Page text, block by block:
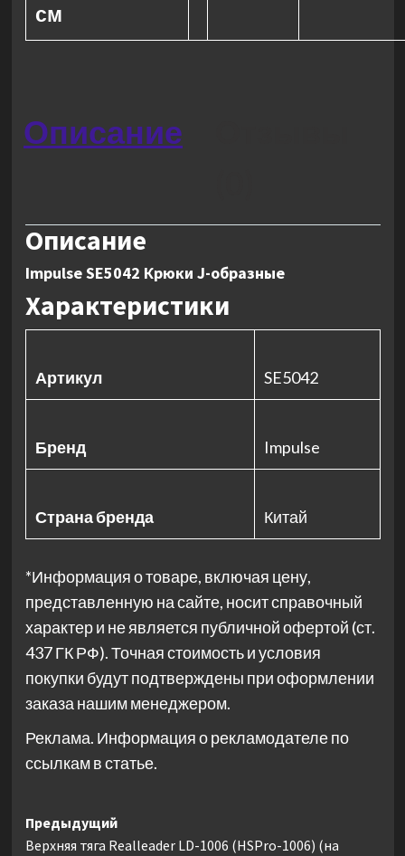
см
Описание
Описание
Impulse SE5042 Крюки J-образные
Характеристики
Артикул SE5042
Бренд Impulse
Страна бренда Китай
*Информация о товаре, включая цену,
представленную на сайте, носит справочный
характер и не является публичной офертой (ст.
437 ГК РФ). Точная стоимость и условия
покупки будут подтверждены при оформлении
заказа нашим менеджером.
Реклама. Информация о рекламодателе по
ссылкам в статье.
Навигация
Предыдущий
Верхняя тяга Realleader LD-1006 (HSPro-1006) (на